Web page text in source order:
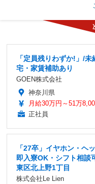
「定員残りわずか!」/
宅・家賃補助あり
GOEN株式会社
神奈川県
月給30万円～51万
正社員
「27卒」イヤホン・ヘ
即入寮OK・シフト相談
東区北上野1丁目
株式会社Le Lien